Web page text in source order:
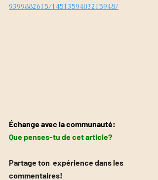
9399882615/1451359403215948/
Échange avec la communauté:
Que penses-tu de cet article?
Partage ton  expérience dans les
commentaires!